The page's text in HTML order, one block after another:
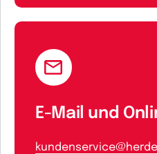
E-Mail und